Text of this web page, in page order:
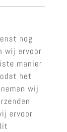
nog
wij ervoor
manier
het
wij
ervoor